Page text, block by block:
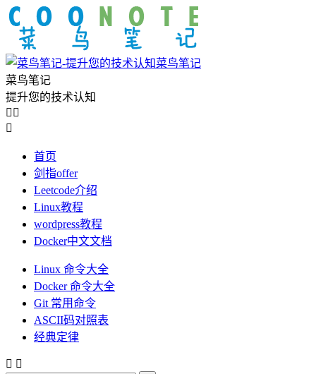
菜鸟笔记
菜鸟笔记
提升您的技术认知
 

首页
剑指offer
Leetcode介绍
Linux教程
wordpress教程
Docker中文文档
Linux 命令大全
Docker 命令大全
Git 常用命令
ASCII码对照表
经典定律
 